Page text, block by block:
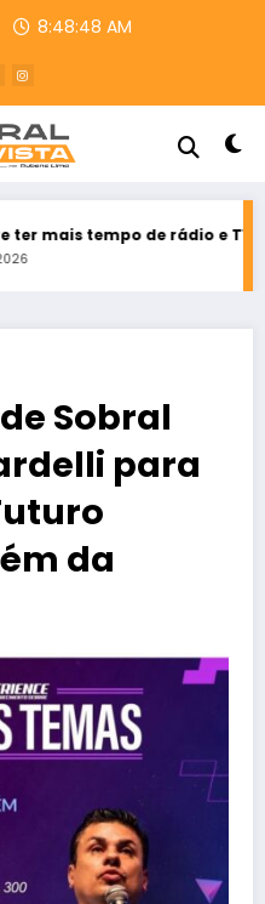
8:48:49 AM
de rádio e TV que Flávio
Sobral
para
da